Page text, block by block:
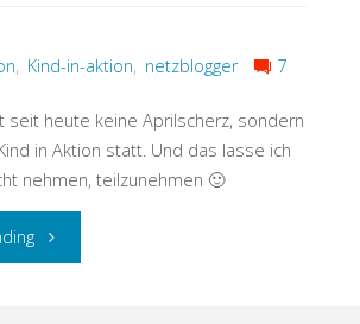
, Kind-in-aktion, netzblogger 7
seit heute keine Aprilscherz, sondern
in Aktion statt. Und das lasse ich
nehmen, teilzunehmen 🙂
"Neue